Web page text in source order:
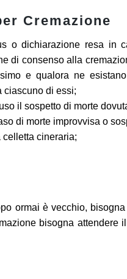
Cremazione
o dichiarazione resa in
di consenso alla
e qualora ne
ciascuno di essi;
il sospetto di morte
di morte improvvisa o
cineraria;
ormai è vecchio,
bisogna attendere